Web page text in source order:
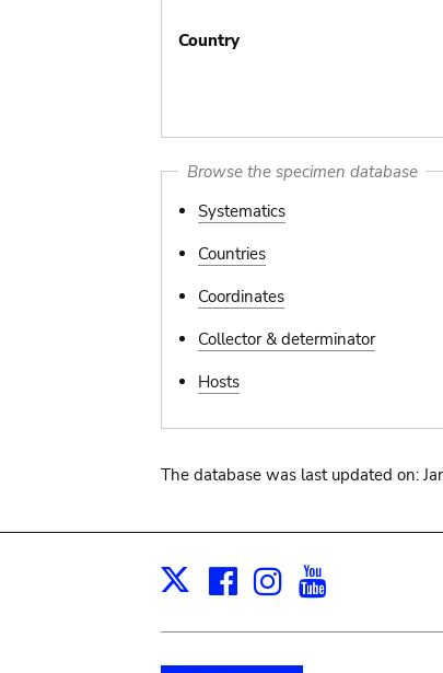
Country
Browse the specimen database
Systematics
Countries
Coordinates
Collector & determinator
Hosts
The database was last updated on:
X Facebook
Instagram